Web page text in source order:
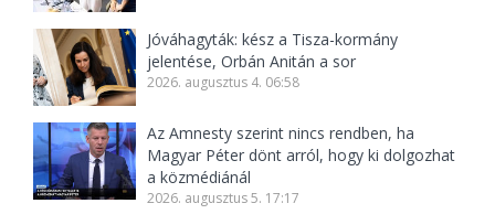
Jóváhagyták: kész a Tisza-kormány
jelentése, Orbán Anitán a sor
2026. augusztus 4. 06:58
Az Amnesty szerint nincs rendben, ha
Magyar Péter dönt arról, hogy ki dolgozhat
a közmédiánál
2026. augusztus 5. 17:17